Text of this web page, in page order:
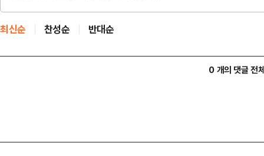
최신순 찬성순 반대순
0 개의 댓글 전